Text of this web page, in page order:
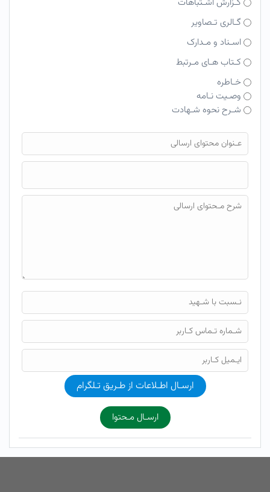
گـالری تـصاویر
اسـناد و مـدارک
کـتاب هـای مـرتبط
خـاطره
وصـیت نـامه
شـرح نحوه شـهادت
فایل محتوای ارسالی
ارسـال اطـلاعات از طـریق تـلگرام
ارسـال مـحتوا